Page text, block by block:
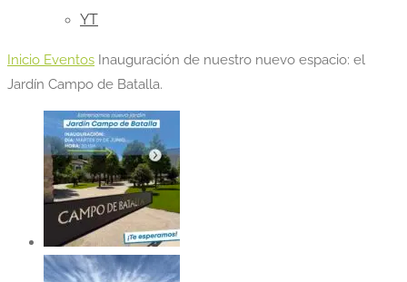
YT
Inicio Eventos Inauguración de nuestro nuevo espacio: el
Jardín Campo de Batalla.